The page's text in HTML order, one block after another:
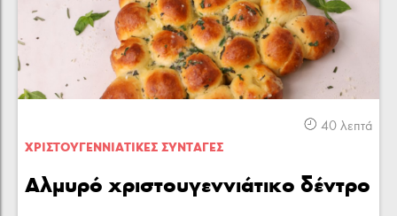
40 λεπτά
ΧΡΙΣΤΟΥΓΕΝΝΙAΤΙΚΕΣ ΣΥΝΤΑΓΕΣ
Αλμυρό χριστουγεννιάτικο δέντρο